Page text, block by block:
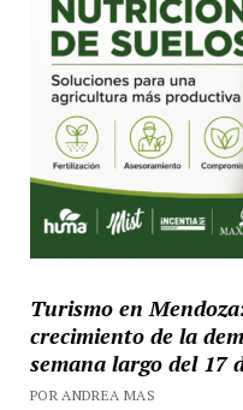
Turismo en
crecimiento de la
semana largo del 17
POR ANDREA MAS